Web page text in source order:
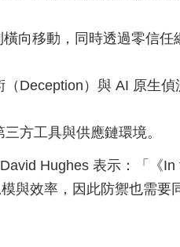
橫向移動，同時透過零信任
Deception）與 AI 原生偵
方工具與供應鏈環境。
Hughes 表示：「《In
與效率，因此防禦也需要